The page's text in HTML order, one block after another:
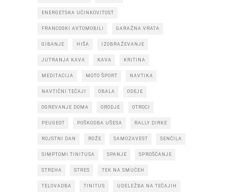
ENERGETSKA UČINKOVITOST
FRANCOSKI AVTOMOBILI GARAŽNA VRATA
GIBANJE HIŠA IZOBRAŽEVANJE
JUTRANJA KAVA KAVA KRITINA
MEDITACIJA MOTO ŠPORT NAVTIKA
NAVTIČNI TEČAJI OBALA ODEJE
OGREVANJE DOMA ORODJE OTROCI
PEUGEOT POŠKODBA UŠESA RALLY DIRKE
ROJSTNI DAN ROŽE SAMOZAVEST SENČILA
SIMPTOMI TINITUSA SPANJE SPROŠČANJE
STREHA STRES TEK NA SMUČEH
TELOVADBA TINITUS UDELEŽBA NA TEČAJIH